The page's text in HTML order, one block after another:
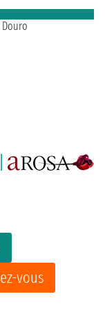
vous